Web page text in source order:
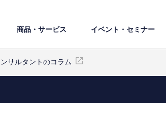
商品・サービス イベント・セミナー
サルタントのコラム